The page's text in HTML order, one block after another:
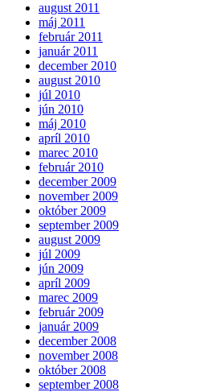
august 2011
máj 2011
február 2011
január 2011
december 2010
august 2010
júl 2010
jún 2010
máj 2010
apríl 2010
marec 2010
február 2010
december 2009
november 2009
október 2009
september 2009
august 2009
júl 2009
jún 2009
apríl 2009
marec 2009
február 2009
január 2009
december 2008
november 2008
október 2008
september 2008